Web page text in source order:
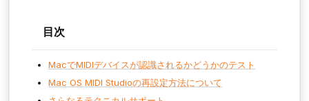
目次
MacでMIDIデバイスが認識されるかどうかのテスト
Mac OS MIDI Studioの再設定方法について